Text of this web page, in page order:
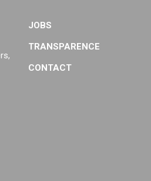
JOBS
TRANSPARENCE
CONTACT